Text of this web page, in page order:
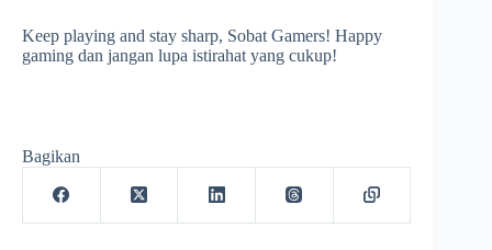
Keep playing and stay sharp, Sobat Gamers! Happy
gaming dan jangan lupa istirahat yang cukup!
Bagikan